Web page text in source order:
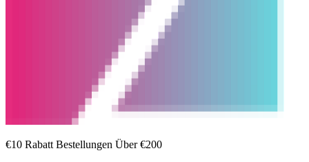
€10 Rabatt Bestellungen Über €200